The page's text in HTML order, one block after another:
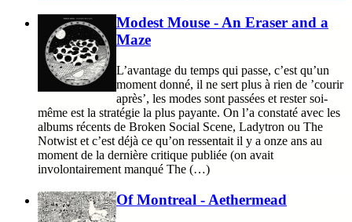
Modest Mouse - An Eraser and a
Maze
L’avantage du temps qui passe, c’est qu’un
moment donné, il ne sert plus à rien de ’courir
après’, les modes sont passées et rester soi-
même est la stratégie la plus payante. On l’a constaté avec les
albums récents de Broken Social Scene, Ladytron ou The
Notwist et c’est déjà ce qu’on ressentait il y a onze ans au
moment de la dernière critique publiée (on avait
involontairement manqué The (…)
Of Montreal - Aethermead